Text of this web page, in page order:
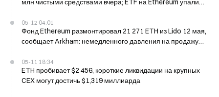
млн чистыми средствами вчера; ETF на Ethereum упали
05-12 04:01
Фонд Ethereum размонтировал 21 271 ETH из Lido 12 мая,
сообщает Arkham: немедленного давления на продажу
05-11 18:34
ETH пробивает $2 456, короткие ликвидации на крупных
CEX могут достичь $1,319 миллиарда